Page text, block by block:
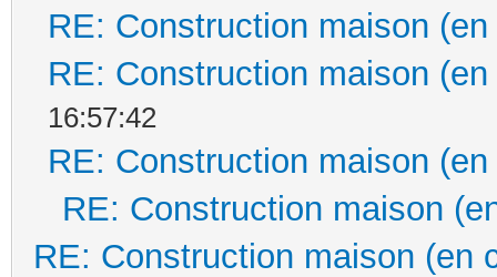
RE: Construction maison
RE: Construction maison
16:57:42
RE: Construction maison
RE: Construction maison
RE: Construction maison (en